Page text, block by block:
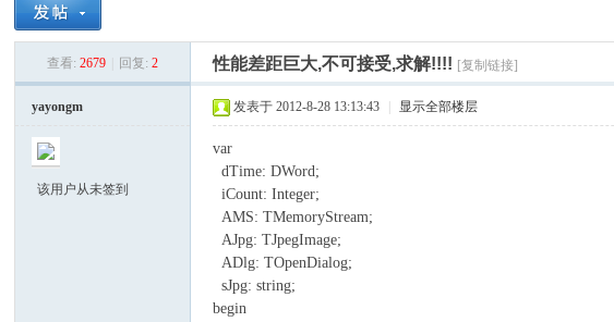
La » ›
查看: 2679 回复: 2 性能差距巨大,不可接受,求解!!!! [复制链接]
yayongm
该用户从未签到
发表于 2012-8-28 13:13:43 显示全部楼层
var
dTime: DWord;
iCount: Integer;
AMS: TMemoryStream;
AJpg: TJpegImage;
ADlg: TOpenDialog;
sJpg: string;
begin